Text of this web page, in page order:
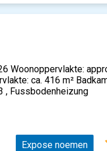
Woonoppervlakte:
ca. 416 m²
, Fussbodenheizung
Expose noemen